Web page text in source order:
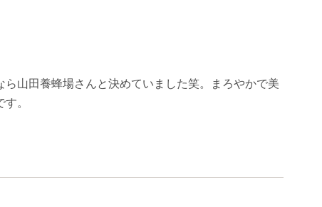
山田養蜂場さんと決めていました笑。まろやかで美
。